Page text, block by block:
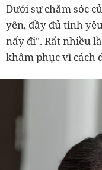
Dưới sự chăm sóc
yên, đầy đủ tình
nấy đi". Rất nhiều
khâm phục vì cách